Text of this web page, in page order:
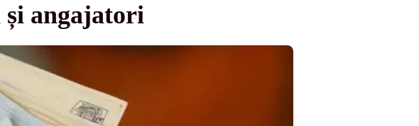
și angajatori